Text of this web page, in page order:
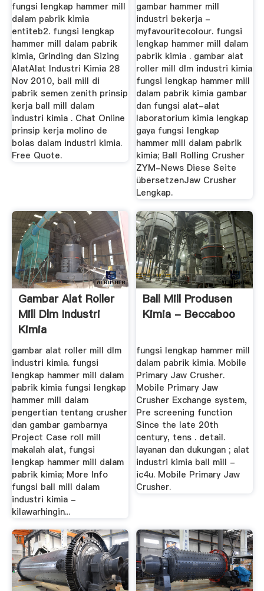
fungsi lengkap hammer mill
dalam pabrik kimia
entiteb2. fungsi lengkap
hammer mill dalam pabrik
kimia, Grinding dan Sizing
AlatAlat Industri Kimia 28
Nov 2010, ball mill di
pabrik semen zenith prinsip
kerja ball mill dalam
industri kimia . Chat Online
prinsip kerja molino de
bolas dalam industri kimia.
Free Quote.
gambar hammer mill
industri bekerja -
myfavouritecolour. fungsi
lengkap hammer mill dalam
pabrik kimia . gambar alat
roller mill dlm industri kimia
fungsi lengkap hammer mill
dalam pabrik kimia gambar
dan fungsi alat-alat
laboratorium kimia lengkap
gaya fungsi lengkap
hammer mill dalam pabrik
kimia; Ball Rolling Crusher
ZYM-News Diese Seite
übersetzenJaw Crusher
Lengkap.
Gambar Alat Roller
Mill Dlm Industri
Kimia
gambar alat roller mill dlm
industri kimia. fungsi
lengkap hammer mill dalam
pabrik kimia fungsi lengkap
hammer mill dalam
pengertian tentang crusher
dan gambar gambarnya
Project Case roll mill
makalah alat, fungsi
lengkap hammer mill dalam
pabrik kimia; More Info
fungsi ball mill dalam
industri kimia -
kilawarhingin...
Ball Mill Produsen
Kimia - Beccaboo
fungsi lengkap hammer mill
dalam pabrik kimia. Mobile
Primary Jaw Crusher.
Mobile Primary Jaw
Crusher Exchange system,
Pre screening function
Since the late 20th
century, tens . detail.
layanan dan dukungan ; alat
industri kimia ball mill -
ic4u. Mobile Primary Jaw
Crusher.